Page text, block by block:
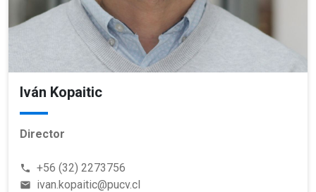
Iván Kopaitic
Director
phone +56 (32) 2273756
email ivan.kopaitic@pucv.cl